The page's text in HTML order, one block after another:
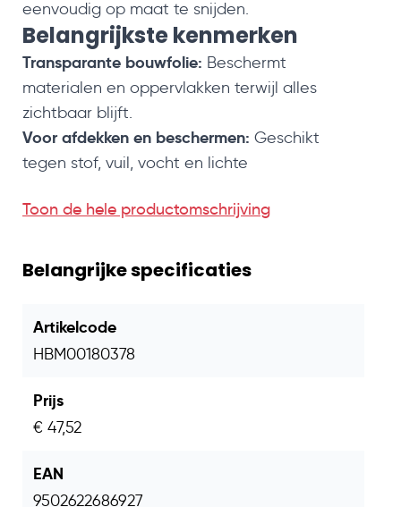
eenvoudig op maat te snijden.
Belangrijkste kenmerken
Transparante bouwfolie: Beschermt
materialen en oppervlakken terwijl alles
zichtbaar blijft.
Voor afdekken en beschermen: Geschikt
tegen stof, vuil, vocht en lichte
Extra brede rol:Afmeting van 3x50 m, goed
T100 dikte:Stevige folie voor algemeen
gemakkelijk op maat te snijden.
Technische specificaties
Product
Type folie
Toon de hele productomschrijving
Belangrijke specificaties
Artikelcode
HBM00180378
Prijs
€ 47,52
EAN
9502622686927